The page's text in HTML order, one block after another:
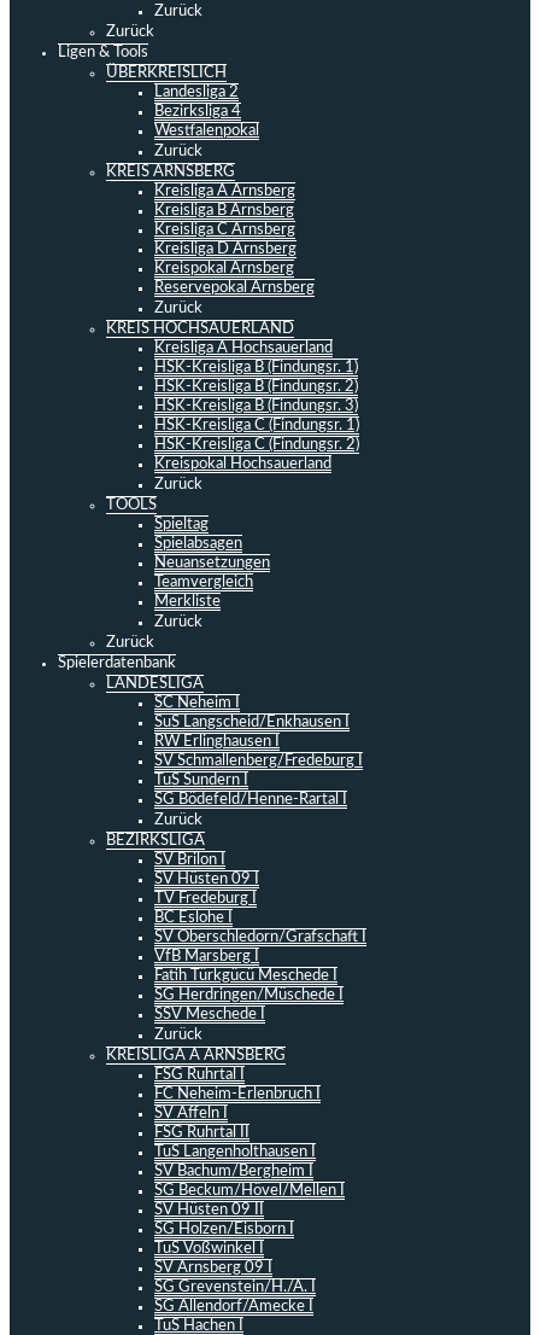
Zurück
Zurück
Ligen & Tools
ÜBERKREISLICH
Landesliga 2
Bezirksliga 4
Westfalenpokal
Zurück
KREIS ARNSBERG
Kreisliga A Arnsberg
Kreisliga B Arnsberg
Kreisliga C Arnsberg
Kreisliga D Arnsberg
Kreispokal Arnsberg
Reservepokal Arnsberg
Zurück
KREIS HOCHSAUERLAND
Kreisliga A Hochsauerland
HSK-Kreisliga B (Findungsr. 1)
HSK-Kreisliga B (Findungsr. 2)
HSK-Kreisliga B (Findungsr. 3)
HSK-Kreisliga C (Findungsr. 1)
HSK-Kreisliga C (Findungsr. 2)
Kreispokal Hochsauerland
Zurück
TOOLS
Spieltag
Spielabsagen
Neuansetzungen
Teamvergleich
Merkliste
Zurück
Zurück
Spielerdatenbank
LANDESLIGA
SC Neheim I
SuS Langscheid/Enkhausen I
RW Erlinghausen I
SV Schmallenberg/Fredeburg I
TuS Sundern I
SG Bödefeld/Henne-Rartal I
Zurück
BEZIRKSLIGA
SV Brilon I
SV Hüsten 09 I
TV Fredeburg I
BC Eslohe I
SV Oberschledorn/Grafschaft I
VfB Marsberg I
Fatih Türkgücü Meschede I
SG Herdringen/Müschede I
SSV Meschede I
Zurück
KREISLIGA A ARNSBERG
FSG Ruhrtal I
FC Neheim-Erlenbruch I
SV Affeln I
FSG Ruhrtal II
TuS Langenholthausen I
SV Bachum/Bergheim I
SG Beckum/Hövel/Mellen I
SV Hüsten 09 II
SG Holzen/Eisborn I
TuS Voßwinkel I
SV Arnsberg 09 I
SG Grevenstein/H./A. I
SG Allendorf/Amecke I
TuS Hachen I